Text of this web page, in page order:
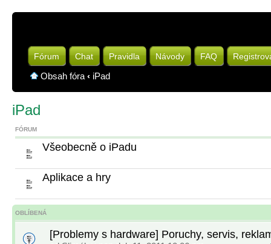
Fórum Chat Pravidla Návody FAQ
Obsah fóra ‹ iPad
iPad
FÓRUM
Všeobecně o iPadu
Aplikace a hry
OBLÍBENÁ
[Problemy s hardware] Poruchy, servis,